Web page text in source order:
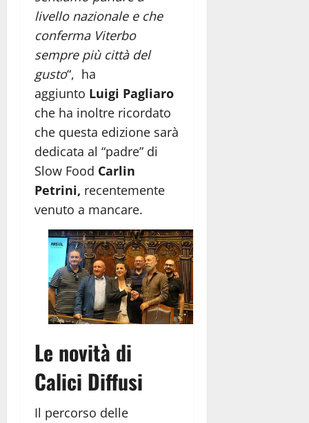
livello nazionale e che
conferma Viterbo
sempre più città del
gusto“, ha
aggiunto Luigi Pagliaro
che ha inoltre ricordato
che questa edizione sarà
dedicata al “padre” di
Slow Food Carlin
Petrini, recentemente
venuto a mancare.
Le novità di
Calici Diffusi
Il percorso delle